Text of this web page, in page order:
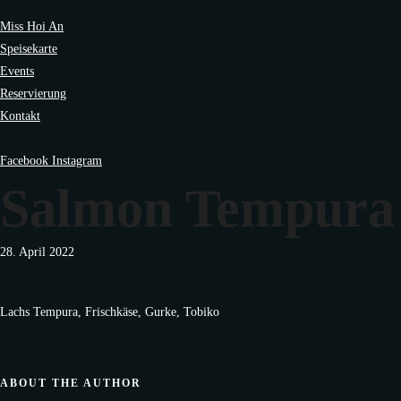
Miss Hoi An
Speisekarte
Events
Reservierung
Kontakt
Facebook Instagram
Salmon
28. April 2022
Lachs Tempura, Frischkäse, Gurke, Tobiko
ABOUT THE AUTHOR